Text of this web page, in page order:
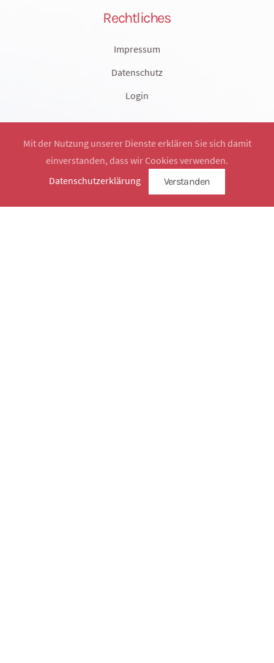
Rechtliches
Impressum
Datenschutz
Login
Mit der Nutzung unserer Dienste erklären Sie sich damit
einverstanden, dass wir Cookies verwenden.
Datenschutzerklärung
Verstanden